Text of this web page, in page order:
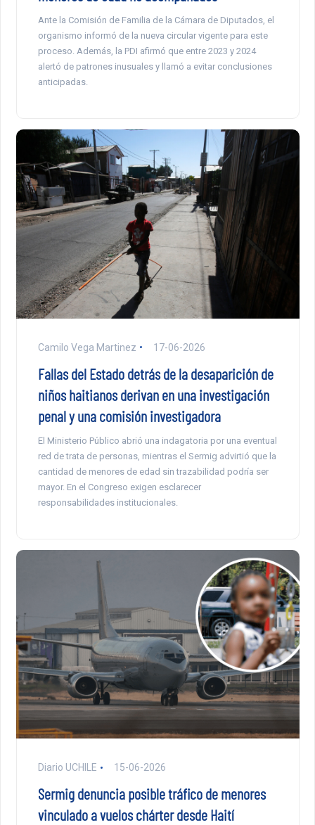
Ante la Comisión de Familia de la Cámara de Diputados, el
organismo informó de la nueva circular vigente para este
proceso. Además, la PDI afirmó que entre 2023 y 2024
alertó de patrones inusuales y llamó a evitar conclusiones
anticipadas.
Camilo Vega Martinez 17-06-2026
Fallas del Estado detrás de la desaparición de
niños haitianos derivan en una investigación
penal y una comisión investigadora
El Ministerio Público abrió una indagatoria por una eventual
red de trata de personas, mientras el Sermig advirtió que la
cantidad de menores de edad sin trazabilidad podría ser
mayor. En el Congreso exigen esclarecer
responsabilidades institucionales.
Diario UCHILE 15-06-2026
Sermig denuncia posible tráfico de menores
vinculado a vuelos chárter desde Haití